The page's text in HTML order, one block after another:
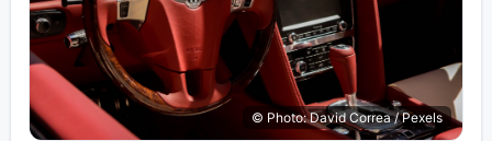
© Photo: David Correa / Pexels